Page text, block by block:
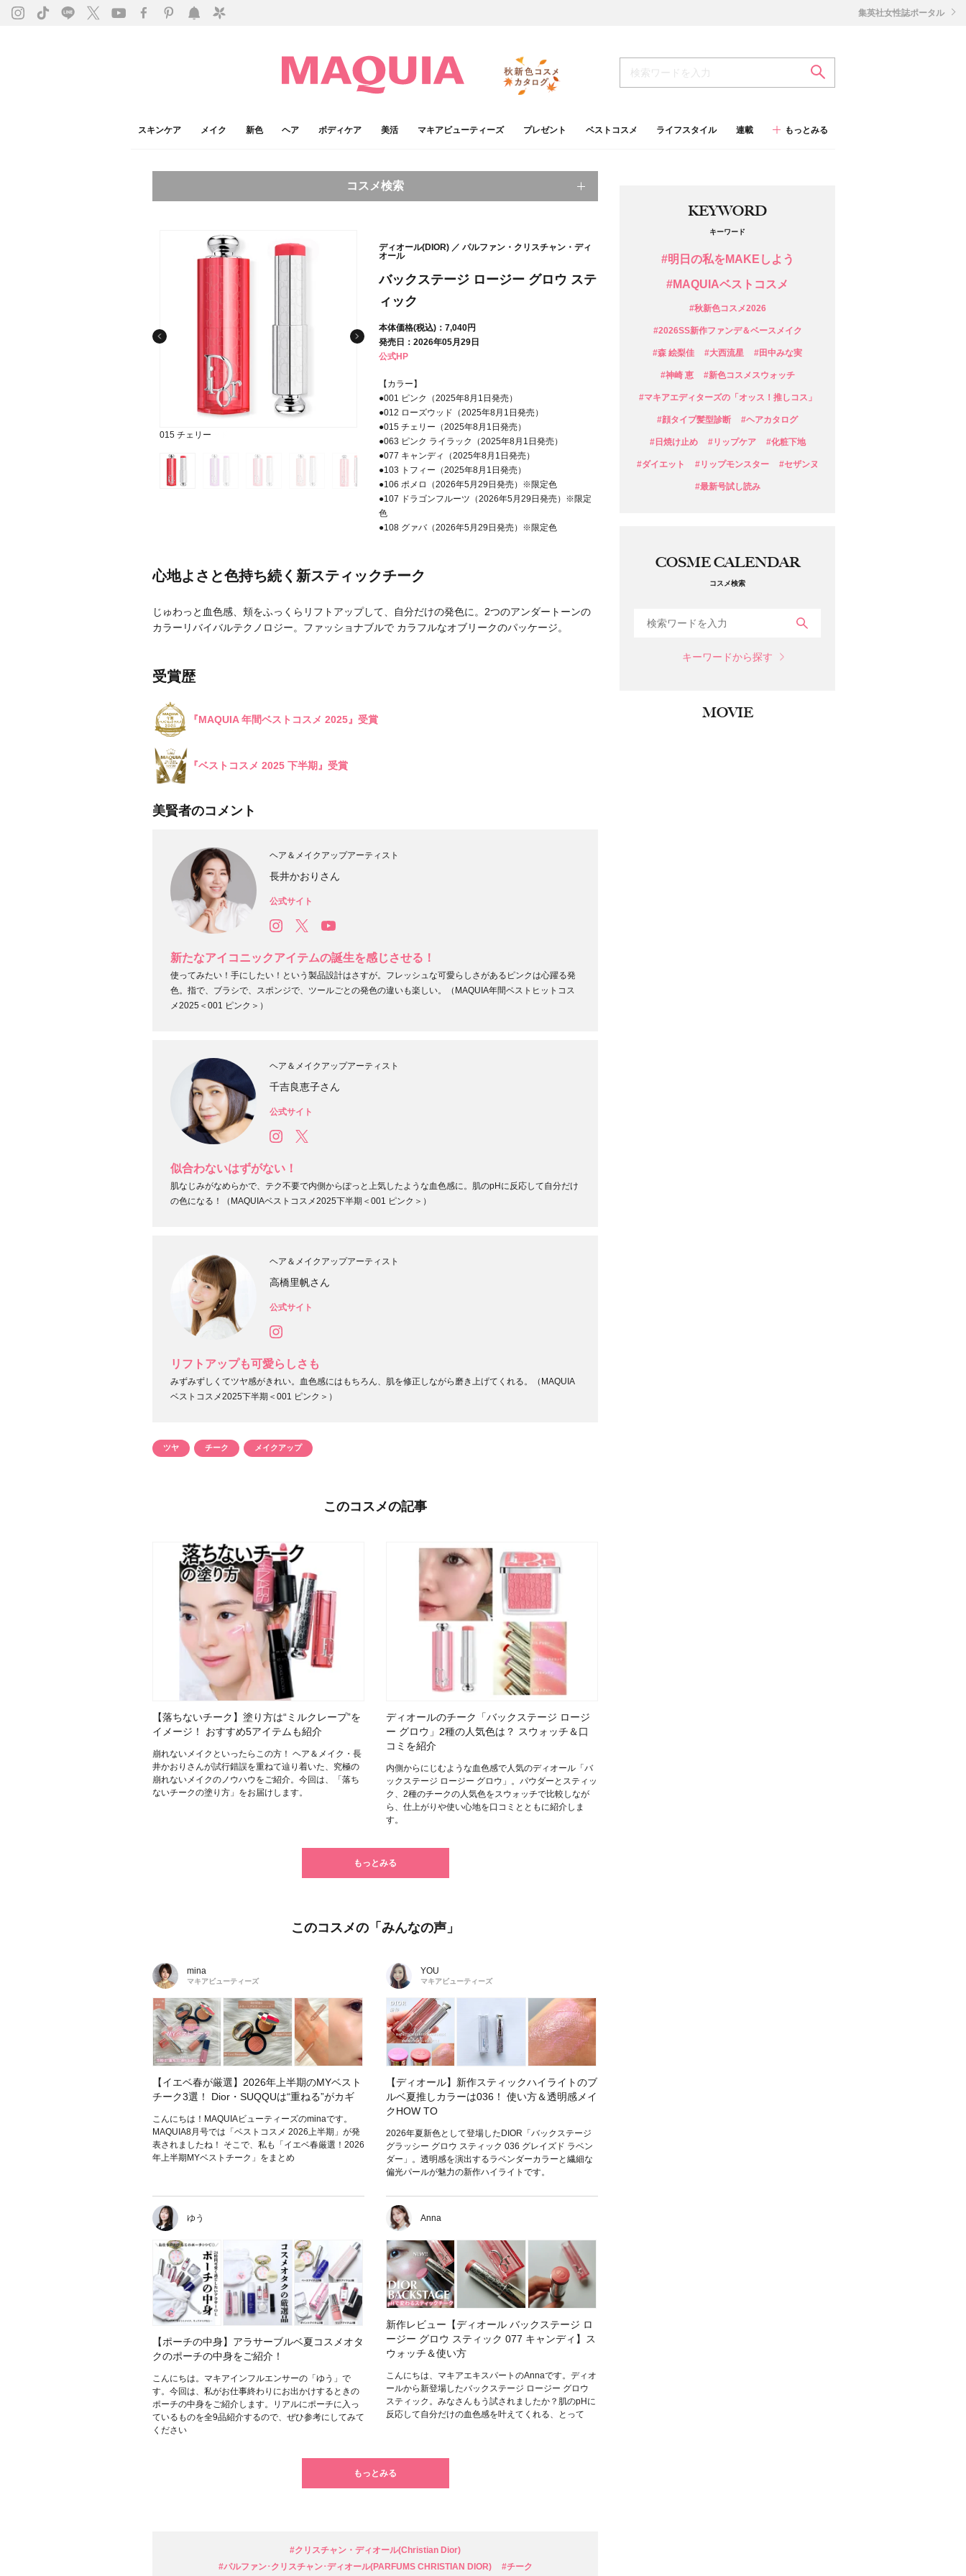
スキンケア メイク 新色 ヘア ボディケア 美活 マキアビューティーズ プレゼント ベストコスメ ライフスタイル 連載 もっとみる
集英社女性誌ポータル
コスメ検索
今注目のキーワード：
条件から探す
メーカー
ジャンル
アイテム
ディオール(DIOR)
パルファン・クリスチャン・ディ
オール
バックステージ ロージー グロウ ステ
ィック
001 ピンク
012 ローズウッド
015 チェリー
063 ピンク ライラック
077 キャンディ
103 トフィー
106 ポメロ
107 ドラゴンフルーツ
108 グァバ
本体価格(税込)：7,040円
発売日：2026年05月29日
公式HP
【カラー】
●001 ピンク（2025年8月1日発売）
●012 ローズウッド（2025年8月1日発売）
●015 チェリー（2025年8月1日発売）
●063 ピンク ライラック（2025年8月1日発売）
●077 キャンディ（2025年8月1日発売）
●103 トフィー（2025年8月1日発売）
●106 ポメロ（2026年5月29日発売）※限定色
●107 ドラゴンフルーツ（2026年5月29日発売）※限定
色
●108 グァバ（2026年5月29日発売）※限定色
心地よさと色持ち続く新スティックチーク
じゅわっと血色感、頬をふっくらリフトアップして、自分だけの発色に。2つのアンダートーンの
カラーリバイバルテクノロジー。ファッショナブルで カラフルなオブリークのパッケージ。
受賞歴
『MAQUIA 年間ベストコスメ 2025』受賞
『ベストコスメ 2025 下半期』受賞
美賢者のコメント
ヘア＆メイクアップアーティスト
長井かおりさん
公式サイト
新たなアイコニックアイテムの誕生を感じさせる！
使ってみたい！手にしたい！という製品設計はさすが。フレッシュな可愛らしさがあるピンクは心躍る発
色。指で、ブラシで、スポンジで、ツールごとの発色の違いも楽しい。（MAQUIA年間ベストヒットコス
メ2025＜001 ピンク＞）
ヘア＆メイクアップアーティスト
千吉良恵子さん
公式サイト
似合わないはずがない！
肌なじみがなめらかで、テク不要で内側からぽっと上気したような血色感に。肌のpHに反応して自分だけ
の色になる！（MAQUIAベストコスメ2025下半期＜001 ピンク＞）
ヘア＆メイクアップアーティスト
高橋里帆さん
公式サイト
リフトアップも可愛らしさも
みずみずしくてツヤ感がきれい。血色感にはもちろん、肌を修正しながら磨き上げてくれる。（MAQUIA
ベストコスメ2025下半期＜001 ピンク＞）
ツヤ チーク メイクアップ
このコスメの記事
【落ちないチーク】塗り方は“ミルクレープ”を
イメージ！ おすすめ5アイテムも紹介
崩れないメイクといったらこの方！ ヘア＆メイク・長
井かおりさんが試行錯誤を重ねて辿り着いた、究極の
崩れないメイクのノウハウをご紹介。今回は、「落ち
ないチークの塗り方」をお届けします。
ディオールのチーク「バックステージ ロージ
ー グロウ」2種の人気色は？ スウォッチ＆口
コミを紹介
内側からにじむような血色感で人気のディオール「バ
ックステージ ロージー グロウ」。パウダーとスティッ
ク、2種のチークの人気色をスウォッチで比較しなが
ら、仕上がりや使い心地を口コミとともに紹介しま
す。
もっとみる
このコスメの「みんなの声」
mina
マキアビューティーズ
【イエベ春が厳選】2026年上半期のMYベスト
チーク3選！ Dior・SUQQUは“重ねる”がカギ
こんにちは！MAQUIAビューティーズのminaです。
MAQUIA8月号では「ベストコスメ 2026上半期」が発
表されましたね！ そこで、私も「イエベ春厳選！2026
年上半期MYベストチーク」をまとめ
YOU
マキアビューティーズ
【ディオール】新作スティックハイライトのブ
ルベ夏推しカラーは036！ 使い方＆透明感メイ
クHOW TO
2026年夏新色として登場したDIOR「バックステージ
グラッシー グロウ スティック 036 グレイズド ラベン
ダー」。透明感を演出するラベンダーカラーと繊細な
偏光パールが魅力の新作ハイライトです。
ゆう
【ポーチの中身】アラサーブルベ夏コスメオタ
クのポーチの中身をご紹介！
こんにちは。マキアインフルエンサーの「ゆう」で
す。今回は、私がお仕事終わりにお出かけするときの
ポーチの中身をご紹介します。リアルにポーチに入っ
ているものを全9品紹介するので、ぜひ参考にしてみて
ください
Anna
新作レビュー【ディオール バックステージ ロ
ージー グロウ スティック 077 キャンディ】ス
ウォッチ＆使い方
こんにちは、マキアエキスパートのAnnaです。ディオ
ールから新登場したバックステージ ロージー グロウ
スティック。みなさんもう試されましたか？肌のpHに
反応して自分だけの血色感を叶えてくれる、とって
もっとみる
#クリスチャン・ディオール(Christian Dior)
#パルファン･クリスチャン･ディオール(PARFUMS CHRISTIAN DIOR)
#チーク
KEYWORD
キーワード
#明日の私をMAKEしよう
#MAQUIAベストコスメ
#秋新色コスメ2026
#2026SS新作ファンデ＆ベースメイク
#森 絵梨佳 #大西流星 #田中みな実
#神崎 恵 #新色コスメスウォッチ
#マキアエディターズの「オッス！推しコス」
#顔タイプ髪型診断 #ヘアカタログ
#日焼け止め #リップケア #化粧下地
#ダイエット #リップモンスター #セザンヌ
#最新号試し読み
COSME CALENDAR
コスメ検索
キーワードから探す
MOVIE